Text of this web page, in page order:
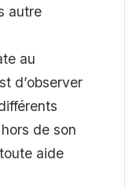
autre
au
d’observer
de son
aide